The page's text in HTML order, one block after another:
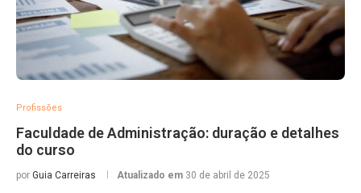
Profissões
Faculdade de Administração: duração e detalhes
do curso
por Guia Carreiras Atualizado em 30 de abril de 2025